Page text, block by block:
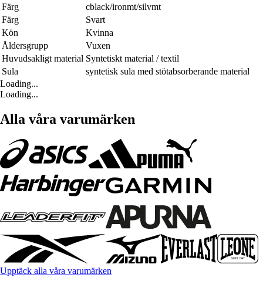
Färg
cblack/ironmt/silvmt
Färg
Svart
Kön
Kvinna
Åldersgrupp
Vuxen
Huvudsakligt material Syntetiskt material / textil
Sula
syntetisk sula med stötabsorberande material
Loading...
Loading...
Alla våra varumärken
Upptäck alla våra varumärken